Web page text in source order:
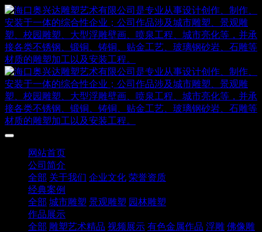
网站首页
公司简介
全部 关于我们 企业文化 荣誉资质
经典案例
全部 城市雕塑 景观雕塑 园林雕塑
作品展示
全部 雕塑艺术精品 视频展示 有色金属作品 浮雕 佛像雕